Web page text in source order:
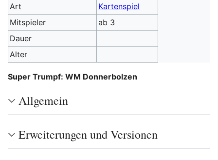
Art
Kartenspiel
Mitspieler
ab 3
Dauer
Alter
Super Trumpf: WM Donnerbolzen
Allgemein
Erweiterungen und Versionen